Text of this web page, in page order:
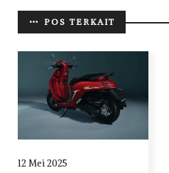
POS TERKAIT
12 Mei 2025